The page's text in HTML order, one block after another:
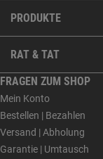
PRODUKTE
RAT & TAT
FRAGEN ZUM SHOP
Mein Konto
Bestellen | Bezahlen
Versand | Abholung
Garantie | Umtausch